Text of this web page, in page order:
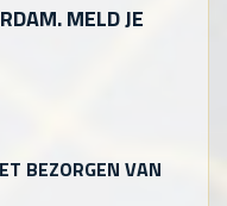
MELD JE
BEZORGEN VAN